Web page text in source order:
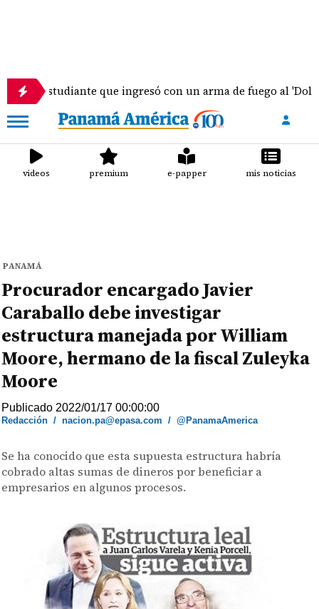
Estudiante que ingresó con un arma de fuego al 'Dolores
videos premium e-papper mis noticias
PANAMÁ
Procurador encargado Javier
Caraballo debe investigar
estructura manejada por William
Moore, hermano de la fiscal Zuleyka
Moore
Publicado 2022/01/17 00:00:00
Redacción /nacion.pa@epasa.com /@PanamaAmerica
Se ha conocido que esta supuesta estructura habría
cobrado altas sumas de dineros por beneficiar a
empresarios en algunos procesos.